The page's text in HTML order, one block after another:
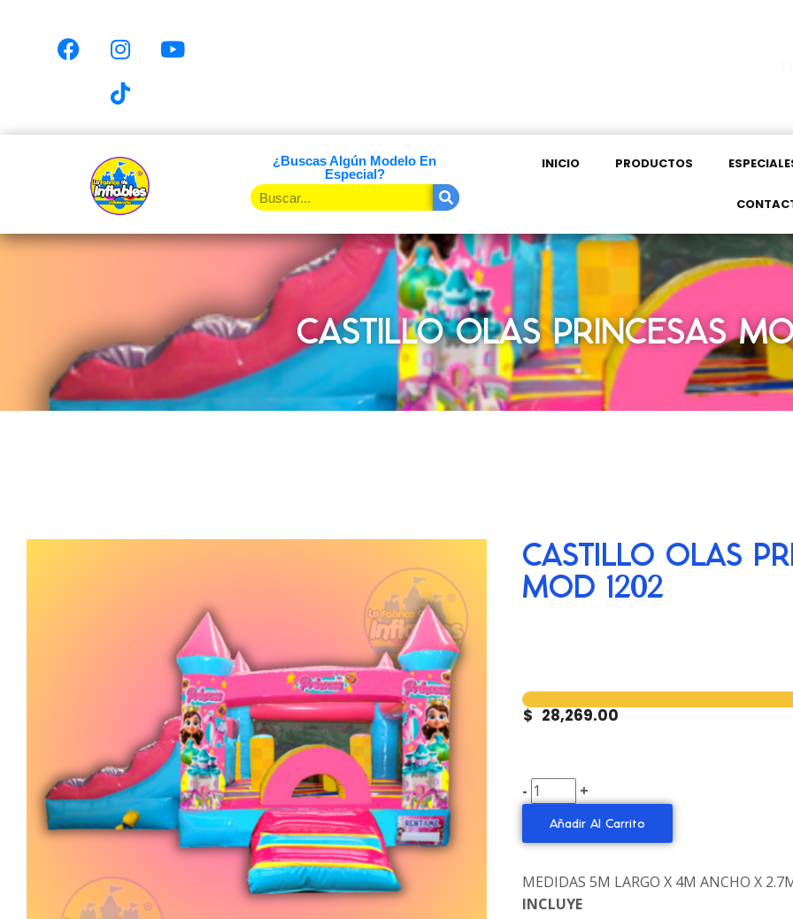
¿Buscas Algún Modelo En
Especial?
INICIO PRODUCTOS
CASTILLO OLAS PRINCESAS
CASTILLO OLAS
MOD 1202
$ 28,269.00
- +
Añadir Al Carrito
MEDIDAS 5M LARGO X 4M ANCHO X
INCLUYE